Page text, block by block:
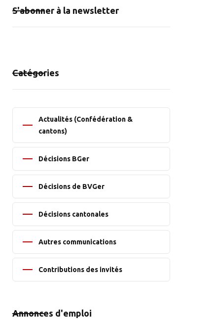
S'abonner à la newsletter
Catégories
Actualités (Confédération &
cantons)
Décisions BGer
Décisions de BVGer
Décisions cantonales
Autres communications
Contributions des invités
Annonces d'emploi